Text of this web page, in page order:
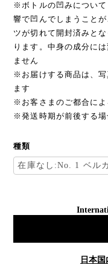
※ボトルの凹みについ
響で凹んでしまうこと
ツが切れて開封済みと
ります。中身の成分に
ません
※お届けする商品は、写
ます
※お客さまのご都合に
※発送時期が前後する
種類
日本